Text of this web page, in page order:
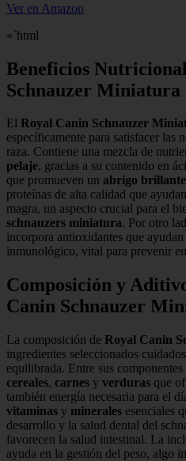
Ver en Amazon
«`html
Beneficios
Schnauzer Miniatura
El Royal Canin Schnauzer
específicamente para satisfacer las
raza. Contiene una mezcla de
pelaje, gracias a su contenido en
que promueven un abrigo brillante
proteínas de alta calidad que
magra, un aspecto crucial para el
schnauzers miniatura. Por otro
incorpora antioxidantes que
inmunológico, vital para prevenir
Composición y
Canin Schnauzer
La composición de Royal Canin
ingredientes seleccionados
equilibrada. Entre sus
cereales, carnes y verduras que
también energía necesaria para el
vitaminas y minerales esenciales
desarrollo y la salud dental del
favorecen la salud intestinal. La
ayuda en la gestión del peso, algo